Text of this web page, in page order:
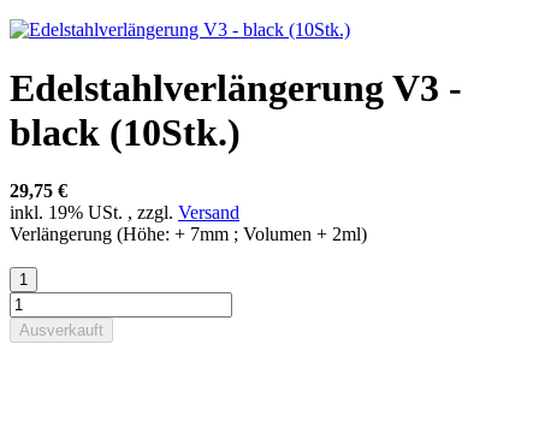
Edelstahlverlängerung V3 -
black (10Stk.)
29,75 €
inkl. 19% USt. , zzgl. Versand
Verlängerung (Höhe: + 7mm ; Volumen + 2ml)
Ausverkauft